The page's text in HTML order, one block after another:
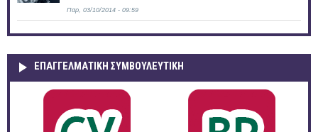
Παρ, 03/10/2014 - 09:59
ΕΠΑΓΓΕΛΜΑΤΙΚΉ ΣΥΜΒΟΥΛΕΥΤΙΚΉ